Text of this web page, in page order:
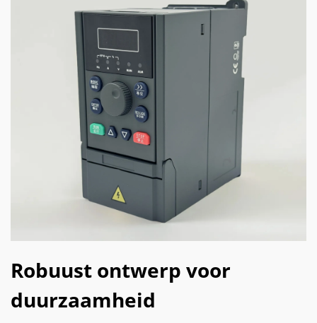
Robuust ontwerp voor
duurzaamheid